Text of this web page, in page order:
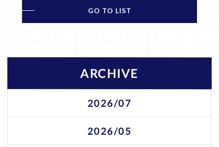
GO TO LIST
ARCHIVE
2026/07
2026/05